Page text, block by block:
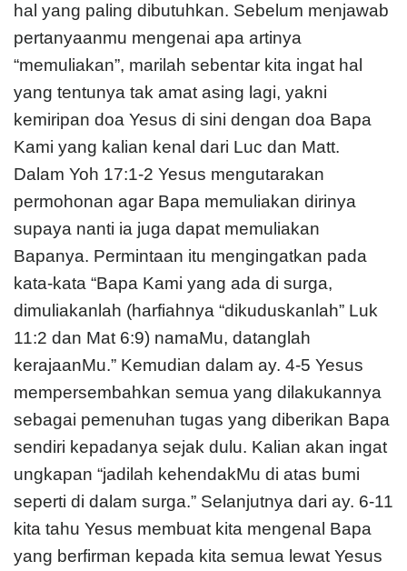
hal yang paling dibutuhkan. Sebelum menjawab
pertanyaanmu mengenai apa artinya
“memuliakan”, marilah sebentar kita ingat hal
yang tentunya tak amat asing lagi, yakni
kemiripan doa Yesus di sini dengan doa Bapa
Kami yang kalian kenal dari Luc dan Matt.
Dalam Yoh 17:1-2 Yesus mengutarakan
permohonan agar Bapa memuliakan dirinya
supaya nanti ia juga dapat memuliakan
Bapanya. Permintaan itu mengingatkan pada
kata-kata “Bapa Kami yang ada di surga,
dimuliakanlah (harfiahnya “dikuduskanlah” Luk
11:2 dan Mat 6:9) namaMu, datanglah
kerajaanMu.” Kemudian dalam ay. 4-5 Yesus
mempersembahkan semua yang dilakukannya
sebagai pemenuhan tugas yang diberikan Bapa
sendiri kepadanya sejak dulu. Kalian akan ingat
ungkapan “jadilah kehendakMu di atas bumi
seperti di dalam surga.” Selanjutnya dari ay. 6-11
kita tahu Yesus membuat kita mengenal Bapa
yang berfirman kepada kita semua lewat Yesus